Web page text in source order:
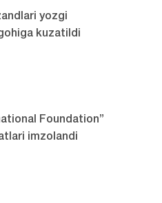
yozgi
kuzatildi
Foundation”
imzolandi